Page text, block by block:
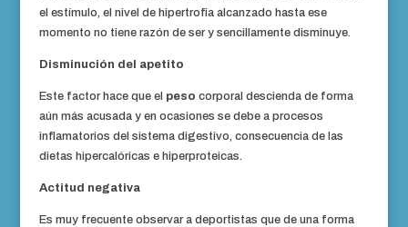
el estímulo, el nivel de hipertrofia alcanzado hasta ese
momento no tiene razón de ser y sencillamente disminuye.
Disminución del apetito
Este factor hace que el peso corporal descienda de forma
aún más acusada y en ocasiones se debe a procesos
inflamatorios del sistema digestivo, consecuencia de las
dietas hipercalóricas e hiperproteicas.
Actitud negativa
Es muy frecuente observar a deportistas que de una forma